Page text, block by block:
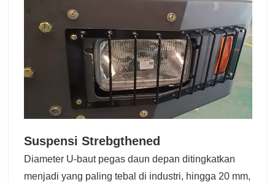
Suspensi Strebgthened
Diameter U-baut pegas daun depan ditingkatkan
menjadi yang paling tebal di industri, hingga 20 mm,